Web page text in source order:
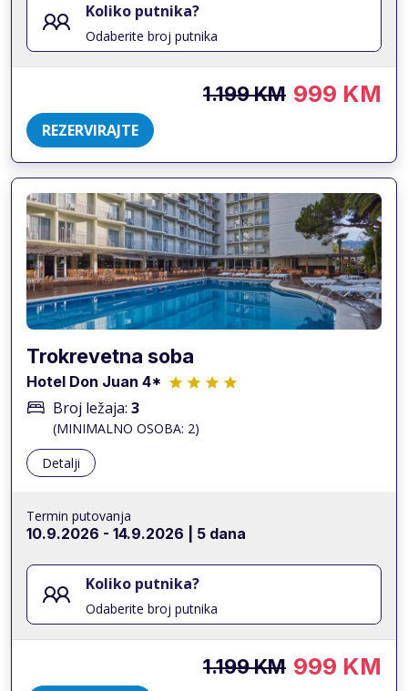
Koliko putnika?
Odaberite broj putnika
1.199 KM 999 KM
REZERVIRAJTE
Trokrevetna soba
Hotel Don Juan 4*
Broj ležaja: 3
(MINIMALNO OSOBA: 2)
Detalji
Termin putovanja
10.9.2026 - 14.9.2026 | 5 dana
Koliko putnika?
Odaberite broj putnika
1.199 KM 999 KM